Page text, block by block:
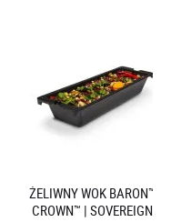
ŻELIWNY WOK BARON™ |
CROWN™ | SOVEREIGN™